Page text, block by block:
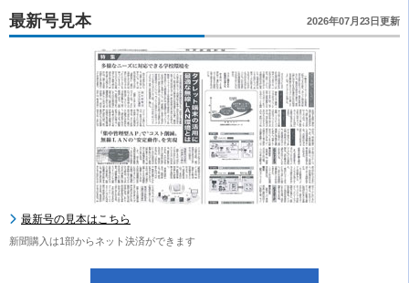
最新号見本 2026年07月23日更新
最新号の見本はこちら
新聞購入は1部からネット決済ができます